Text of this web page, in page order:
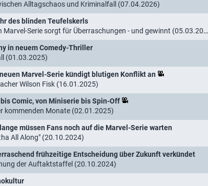
Alltagschaos und Kriminalfall (07.04.2026)
des blinden Teufelskerls
Serie sorgt für Überraschungen - und gewinnt (05.03.2025)
in neuem Comedy-Thriller
(01.03.2025)
Marvel-Serie kündigt blutigen Konflikt an
Wilson Fisk (16.01.2025)
Comic, von Miniserie bis Spin-Off
kommenden Monate (02.01.2025)
müssen Fans noch auf die Marvel-Serie warten
All Along" (20.10.2024)
frühzeitige Entscheidung über Zukunft verkündet
der Auftaktstaffel (20.10.2024)